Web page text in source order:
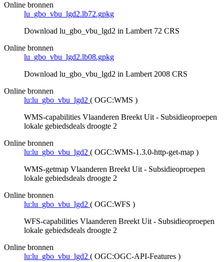
Online bronnen
lu_gbo_vbu_lgd2.lb72.gpkg
Download lu_gbo_vbu_lgd2 in Lambert 72 CRS
Online bronnen
lu_gbo_vbu_lgd2.lb08.gpkg
Download lu_gbo_vbu_lgd2 in Lambert 2008 CRS
Online bronnen
lu:lu_gbo_vbu_lgd2 ( OGC:WMS )
WMS-capabilities Vlaanderen Breekt Uit - Subsidieoproepen
lokale gebiedsdeals droogte 2
Online bronnen
lu:lu_gbo_vbu_lgd2 ( OGC:WMS-1.3.0-http-get-map )
WMS-getmap Vlaanderen Breekt Uit - Subsidieoproepen
lokale gebiedsdeals droogte 2
Online bronnen
lu:lu_gbo_vbu_lgd2 ( OGC:WFS )
WFS-capabilities Vlaanderen Breekt Uit - Subsidieoproepen
lokale gebiedsdeals droogte 2
Online bronnen
lu:lu_gbo_vbu_lgd2 ( OGC:OGC-API-Features )